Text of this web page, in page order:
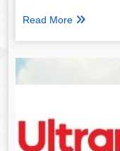
Read More